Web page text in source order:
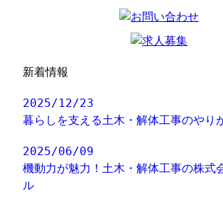
新着情報
2025/12/23
暮らしを支える土木・解体工事のやり
2025/06/09
機動力が魅力！土木・解体工事の株式
ル